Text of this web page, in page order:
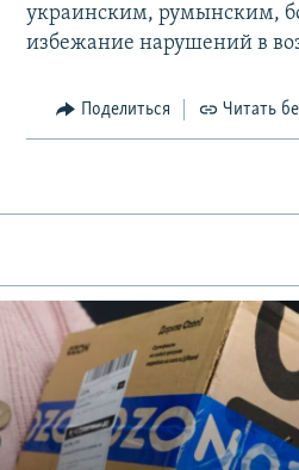
украинским, румынским,
избежание нарушений в
Поделиться Читать